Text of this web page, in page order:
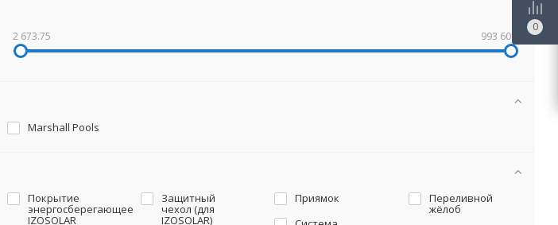
2 673.75 993 608
Marshall Pools
Покрытие
энергосберегающее
IZOSOLAR
Защитный
чехол (для
IZOSOLAR)
Приямок Переливной
жёлоб
0